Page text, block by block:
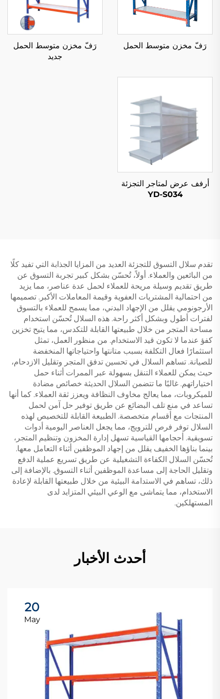
رَفّ مخزن متوسط الحمل
رَفّ مخزن متوسط الحمل
جديد
أرفف عرض لمتاجر التجزئة
YD-S034
تقدم سلال التسوق للتجزئة العديد من المزايا الجذابة التي تفيد كلًا
من البائعين والعملاء. أولاً، تُحسّن بشكل كبير تجربة التسوق عن
طريق تقديم وسيلة مريحة للعملاء لحمل عدة عناصر، مما يزيد
من احتمالية المشتريات العفوية وقيمة المعاملات الأكبر. تصميمها
الأرجونومي يقلل من الإجهاد البدني، مما يسمح للعملاء بالتسوق
لفترات أطول وبشكل أكثر راحة. هذه السلال تُحسّن استخدام
مساحة المتجر من خلال طبيعتها القابلة للتكدس، مما يتيح تخزين
كفؤ عندما لا تكون قيد الاستخدام. من منظور العمل، تمثل
استثمارًا فعال التكلفة بسبب متانتها واحتياجاتها المنخفضة
للصيانة. تساهم السلال في تحسين تدفق المتجر وتقليل الازدحام،
حيث يمكن للعملاء التنقل بسهولة عبر الممرات أثناء حمل
اختياراتهم. غالبًا ما تتضمن السلال الحديثة خصائص مضادة
للميكروبات، مما يعالج مخاوف النظافة ويعزز ثقة العملاء. كما أنها
تساعد في منع تلف البضائع عن طريق توفير حل آمن لحمل
المنتجات مع أقسام متخصصة. الطبيعة القابلة للتخصيص لهذه
السلال توفر فرص للترويج، مما يجعل العناصر اليومية أدوات
تسويقية. أحجامها القياسية تسهل إدارة المخزون وتنظيم المتجر،
بينما بناؤها الخفيف يقلل من إجهاد الموظفين أثناء التعامل معها.
تُحسّن السلال الكفاءة التشغيلية عن طريق تسريع عملية الدفع
وتقليل الحاجة إلى مساعدة الموظفين أثناء التسوق. بالإضافة إلى
ذلك، تساهم في الاستدامة البيئية من خلال طبيعتها القابلة لإعادة
الاستخدام، مما يتماشى مع الوعي البيئي المتزايد لدى
المستهلكين.
أحدث الأخبار
20
May